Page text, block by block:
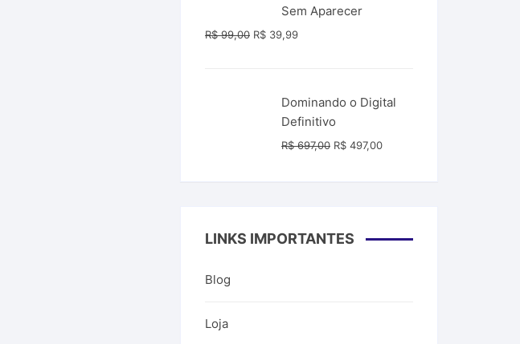
Sem Aparecer
R$99,00 O
R$ 99,00.
R$ 39,99O
R$ 39,99.
Dominando o Digital
Definitivo
R$697,00 O
R$ 497,00O
LINKS IMPORTANTES
Blog
Loja